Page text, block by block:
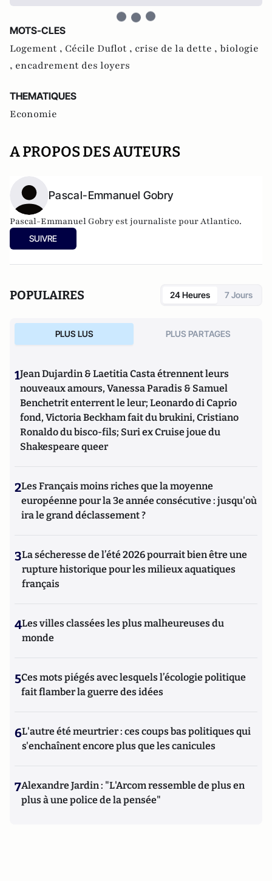
MOTS-CLES
Logement , Cécile Duflot , crise de la dette , biologie
, encadrement des loyers
THEMATIQUES
Economie
A PROPOS DES AUTEURS
Pascal-Emmanuel Gobry
Pascal-Emmanuel Gobry est journaliste pour Atlantico.
SUIVRE
POPULAIRES 24 Heures 7 Jours
PLUS LUS PLUS PARTAGES
1Jean Dujardin & Laetitia Casta étrennent leurs
nouveaux amours, Vanessa Paradis & Samuel
Benchetrit enterrent le leur; Leonardo di Caprio
fond, Victoria Beckham fait du brukini, Cristiano
Ronaldo du bisco-fils; Suri ex Cruise joue du
Shakespeare queer
2Les Français moins riches que la moyenne
européenne pour la 3e année consécutive : jusqu'où
ira le grand déclassement ?
3La sécheresse de l’été 2026 pourrait bien être une
rupture historique pour les milieux aquatiques
français
4Les villes classées les plus malheureuses du
monde
5Ces mots piégés avec lesquels l’écologie politique
fait flamber la guerre des idées
6L'autre été meurtrier : ces coups bas politiques qui
s'enchaînent encore plus que les canicules
7Alexandre Jardin : "L'Arcom ressemble de plus en
plus à une police de la pensée"